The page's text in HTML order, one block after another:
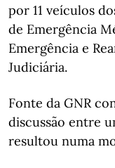
por 11 veículos
de Emergência
Emergência e
Judiciária.
Fonte da GNR
discussão entre
resultou numa